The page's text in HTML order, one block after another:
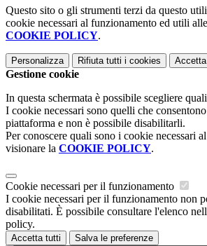
Questo sito o gli strumenti terzi da questo
cookie necessari al funzionamento ed utili
COOKIE POLICY.
Personalizza Rifiuta tutti i cookies
Gestione cookie
In questa schermata è possibile scegliere
I cookie necessari sono quelli che
piattaforma e non è possibile disabilitarli.
Per conoscere quali sono i cookie necessari
visionare la COOKIE POLICY.
Cookie necessari per il funzionamento
I cookie necessari per il funzionamento non
disabilitati. È possibile consultare l'elenco
policy.
Accetta tutti Salva le preferenze